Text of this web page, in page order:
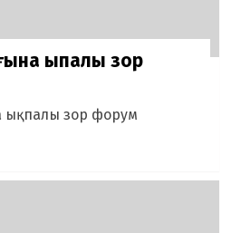
ықпалы зор
ықпалы зор форум